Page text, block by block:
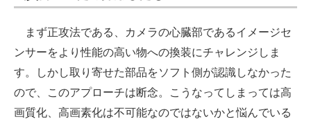
まず正攻法である、カメラの心臓部であるイメージセ
ンサーをより性能の高い物への換装にチャレンジしま
す。しかし取り寄せた部品をソフト側が認識しなかった
ので、このアプローチは断念。こうなってしまっては高
画質化、高画素化は不可能なのではないかと悩んでいる